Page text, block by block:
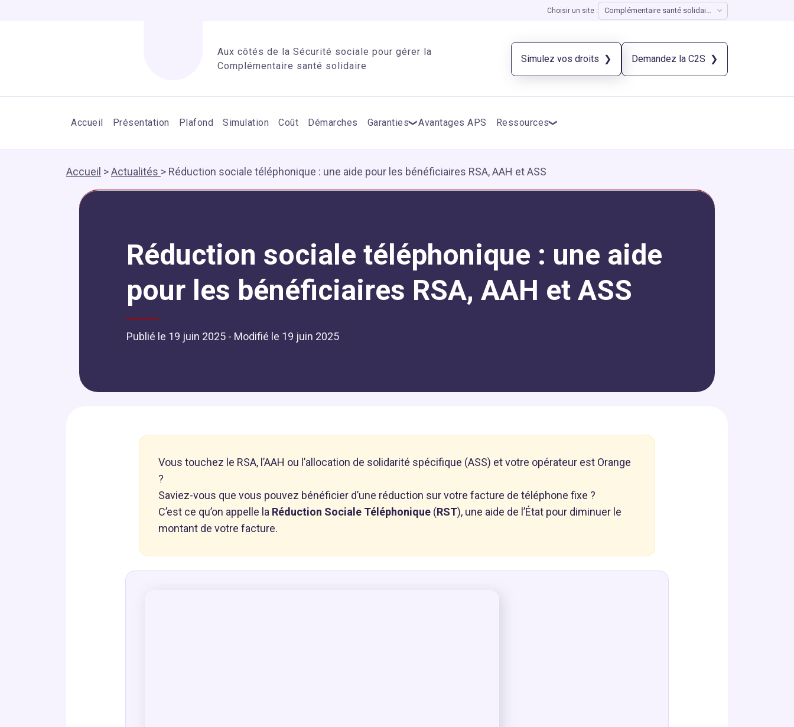
Choisir un site :
Aux côtés de la Sécurité sociale pour gérer la
Complémentaire santé solidaire
Simulez vos droits Demandez la C2S
Accueil Présentation Plafond Simulation Coût Démarches Garanties Avantages APS Ressources
Accueil >Actualités > Réduction sociale téléphonique : une aide pour les bénéficiaires RSA, AAH et ASS
Réduction sociale téléphonique : une aide
pour les bénéficiaires RSA, AAH et ASS
Publié le 19 juin 2025 - Modifié le 19 juin 2025
Vous touchez le RSA, l’AAH ou l’allocation de solidarité spécifique (ASS) et votre opérateur est Orange
?
Saviez-vous que vous pouvez bénéficier d’une réduction sur votre facture de téléphone fixe ?
C’est ce qu’on appelle la Réduction Sociale Téléphonique (RST), une aide de l’État pour diminuer le
montant de votre facture.